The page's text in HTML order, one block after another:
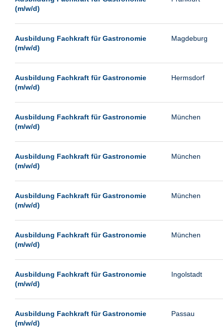
Neubrandenburg
Neumünster
Passau
Pforzheim
Siegburg
Siegen
Viernheim
Wetzlar
(m/w/d)
Ausbildung Fachkraft für Gastronomie
(m/w/d)
Magdeburg
Ausbildung Fachkraft für Gastronomie
(m/w/d)
Hermsdorf
Ausbildung Fachkraft für Gastronomie
(m/w/d)
München
Ausbildung Fachkraft für Gastronomie
(m/w/d)
München
Ausbildung Fachkraft für Gastronomie
(m/w/d)
München
Ausbildung Fachkraft für Gastronomie
(m/w/d)
München
Ausbildung Fachkraft für Gastronomie
(m/w/d)
Ingolstadt
Ausbildung Fachkraft für Gastronomie
(m/w/d)
Passau